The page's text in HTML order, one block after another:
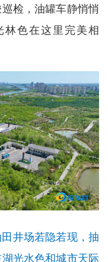
检，油罐车静悄悄
色在这里完美相
井场若隐若现，抽
光水色和城市天际